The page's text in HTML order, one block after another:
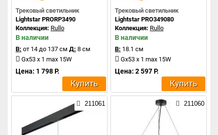
Трековый светильник
Lightstar PRORP3490
Коллекция: Rullo
В наличии
В: от 14 до 137 см Д: 8 см
Gx53 x 1 max 15W
Цена: 1 798 Р.
Купить
Трековый светильник
Lightstar PRO349080
Коллекция: Rullo
В наличии
В: 18.1 см
Gx53 x 1 max 15W
Цена: 2 597 Р.
Купить
211061 211060